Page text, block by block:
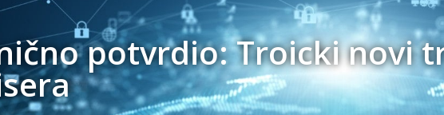
potvrdio: Troicki novi